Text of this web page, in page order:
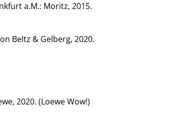
a.M.: Moritz, 2015.
Beltz & Gelberg, 2020.
2020. (Loewe Wow!)